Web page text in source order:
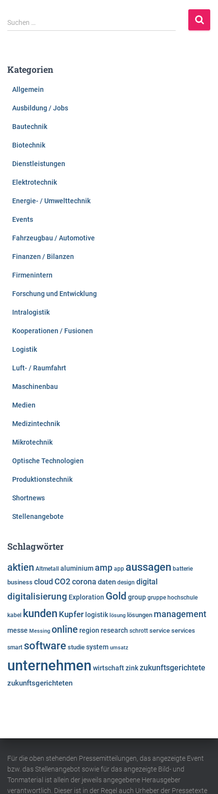
S
u
n
Suchen …
Kategorien
Allgemein
Ausbildung / Jobs
Bautechnik
Biotechnik
Dienstleistungen
Elektrotechnik
Energie- / Umwelttechnik
Events
Fahrzeugbau / Automotive
Finanzen / Bilanzen
Firmenintern
Forschung und Entwicklung
Intralogistik
Kooperationen / Fusionen
Logistik
Luft- / Raumfahrt
Maschinenbau
Medien
Medizintechnik
Mikrotechnik
Optische Technologien
Produktionstechnik
Shortnews
Stellenangebote
Schlagwörter
aktien Altmetall aluminiumamp app aussagen batterie
business cloud CO2 corona daten design digital
digitalisierung Exploration Gold group gruppe hochschule
kabel kunden Kupfer logistik lösung lösungen management
messe Messing online region research schrott service services
smart software studie system umsatz
unternehmen wirtschaftzinkzukunftsgerichtete
zukunftsgerichteten
Für die oben stehenden Pressemitteilungen, das angezeigte Event
bzw. das Stellenangebot sowie für das angezeigte Bild- und
Tonmaterial ist allein der jeweils angegebene Herausgeber
verantwortlich. Dieser ist in der Regel auch Urheber der Pressetexte